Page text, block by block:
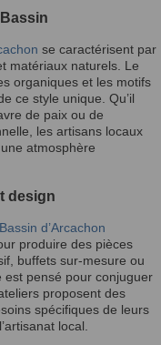
se caractérisent par
matériaux naturels. Le
organiques et les motifs
ce style unique. Qu’il
de paix ou de
les artisans locaux
atmosphère
design
Bassin d’Arcachon
produire des pièces
buffets sur-mesure ou
pensé pour conjuguer
proposent des
spécifiques de leurs
local.